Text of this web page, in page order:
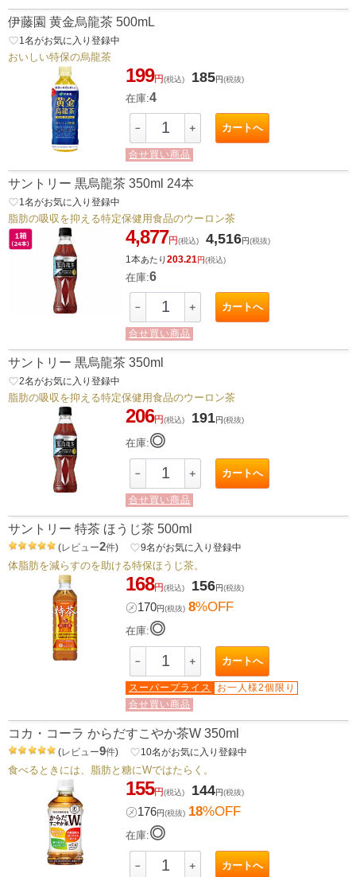
伊藤園 黄金烏龍茶 500mL
favorite_border1 名がお気に入り登録中
おいしい特保の烏龍茶
199円(税込) 185円(税抜)
在庫:4
－ ＋ カートへ
合せ買い商品
サントリー 黒烏龍茶 350ml 24本
favorite_border1 名がお気に入り登録中
脂肪の吸収を抑える特定保健用食品のウーロン茶
4,877円(税込) 4,516円(税抜)
1本あたり203.21円(税込)
在庫:6
－ ＋ カートへ
合せ買い商品
サントリー 黒烏龍茶 350ml
favorite_border2名がお気に入り登録中
脂肪の吸収を抑える特定保健用食品のウーロン茶
206円(税込) 191円(税抜)
在庫:◎
－ ＋ カートへ
合せ買い商品
サントリー 特茶 ほうじ茶 500ml
(レビュー2件) favorite_border9名がお気に入り登録中
体脂肪を減らすのを助ける特保ほうじ茶。
168円(税込) 156円(税抜)
㋱170円(税抜) 8%OFF
在庫:◎
－ ＋ カートへ
スーパープライス
お一人様2個限り
合せ買い商品
コカ・コーラ からだすこやか茶W 350ml
(レビュー9件) favorite_border10名がお気に入り登録中
食べるときには、脂肪と糖にWではたらく。
155円(税込) 144円(税抜)
㋱176円(税抜) 18%OFF
在庫:◎
－ ＋ カートへ